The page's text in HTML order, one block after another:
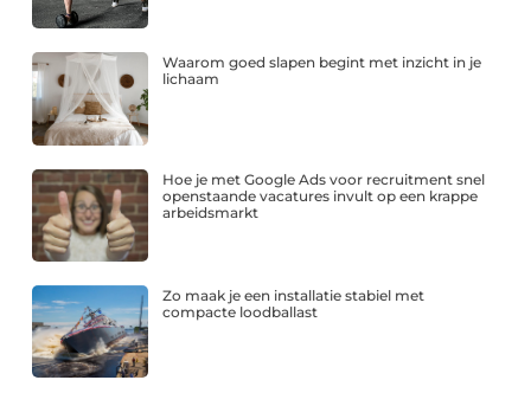
Waarom goed slapen begint met inzicht in je
lichaam
Hoe je met Google Ads voor recruitment snel
openstaande vacatures invult op een krappe
arbeidsmarkt
Zo maak je een installatie stabiel met
compacte loodballast